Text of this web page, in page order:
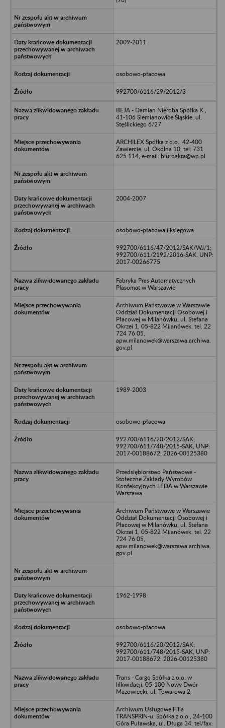
2009-2011
osobowo-płacowa
992700/6116/29/2012/3
BEJA - Damian Nieroba Spółka K.,
41-106 Siemianowice Śląskie, ul.
Stęślickiego 6/27
ARCHILEX Spółka z o.o., 42-400
Zawiercie, ul. Okólna 10, tel: 731
625 114, e-mail: biuroakta@wp.pl
2004-2007
osobowo-płacowa i księgowa
992700/6116/47/2012/SAK/WJ/1;
992700/611/2192/2016-SAK, UNP:
2017-00266775
Fabryka Pras Automatycznych
Plasomat w Warszawie
Archiwum Państwowe w Warszawie
Oddział Dokumentacji Osobowej i
Płacowej w Milanówku, ul. Stefana
Okrzei 1, 05-822 Milanówek, tel. 22
724 76 05,
apw.milanowek@warszawa.archiwa.
gov.pl
1989-2003
osobowo-płacowa
992700/6116/20/2012/SAK;
992700/611/748/2015-SAK, UNP:
2017-00188672, 2026-00125380
Przedsiębiorstwo Państwowe -
Stołeczne Zakłady Wyrobów
Konfekcyjnych LEDA w Warszawie,
Warszawa
Archiwum Państwowe w Warszawie
Oddział Dokumentacji Osobowej i
Płacowej w Milanówku, ul. Stefana
Okrzei 1, 05-822 Milanówek, tel. 22
724 76 05,
apw.milanowek@warszawa.archiwa.
gov.pl
1962-1998
osobowo-płacowa
992700/6116/20/2012/SAK;
992700/611/748/2015-SAK, UNP:
2017-00188672, 2026-00125380
Trans - Cargo Spółka z o.o. w
lilkwidacji, 05-100 Nowy Dwór
Mazowiecki, ul. Towarowa 2
Archiwum Usługowe Filia
TRANSPRIN-u, Spółka z o.o., 24-100
Góra Puławska, ul. Długa 34, tel/fax: